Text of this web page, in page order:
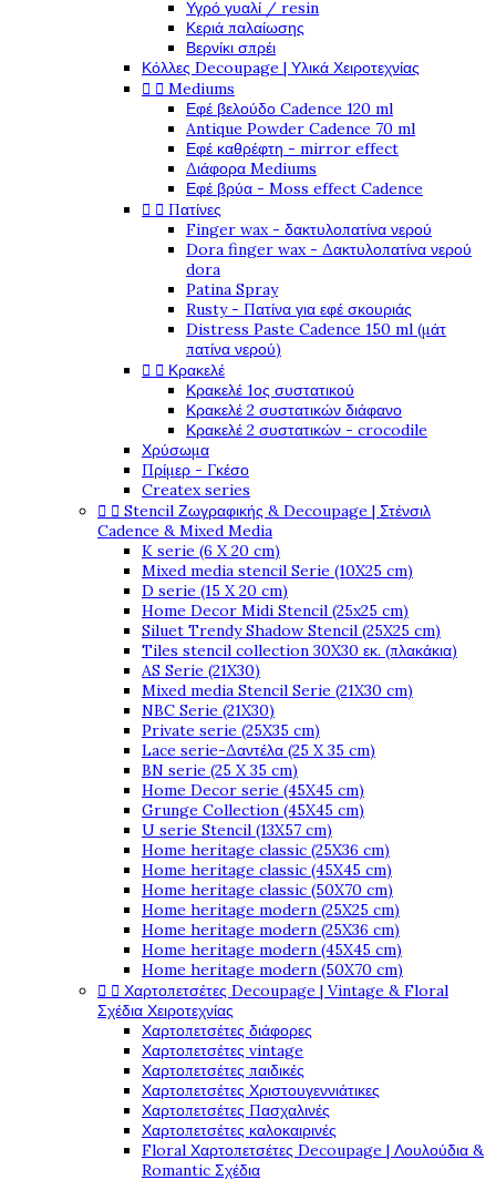
Υγρό γυαλί / resin
Κεριά παλαίωσης
Βερνίκι σπρέι
Κόλλες Decoupage | Υλικά Χειροτεχνίας
  Mediums
Εφέ βελούδο Cadence 120 ml
Antique Powder Cadence 70 ml
Εφέ καθρέφτη - mirror effect
Διάφορα Mediums
Εφέ βρύα - Moss effect Cadence
  Πατίνες
Finger wax - δακτυλοπατίνα νερού
Dora finger wax - Δακτυλοπατίνα νερού
dora
Patina Spray
Rusty - Πατίνα για εφέ σκουριάς
Distress Paste Cadence 150 ml (μάτ
πατίνα νερού)
  Κρακελέ
Κρακελέ 1ος συστατικού
Κρακελέ 2 συστατικών διάφανο
Κρακελέ 2 συστατικών - crocodile
Χρύσωμα
Πρίμερ - Γκέσο
Createx series
  Stencil Ζωγραφικής & Decoupage | Στένσιλ
Cadence & Mixed Media
K serie (6 X 20 cm)
Mixed media stencil Serie (10X25 cm)
D serie (15 X 20 cm)
Home Decor Midi Stencil (25x25 cm)
Siluet Trendy Shadow Stencil (25X25 cm)
Tiles stencil collection 30X30 εκ. (πλακάκια)
AS Serie (21X30)
Mixed media Stencil Serie (21X30 cm)
NBC Serie (21X30)
Private serie (25X35 cm)
Lace serie-Δαντέλα (25 X 35 cm)
BN serie (25 X 35 cm)
Home Decor serie (45X45 cm)
Grunge Collection (45X45 cm)
U serie Stencil (13X57 cm)
Home heritage classic (25X36 cm)
Home heritage classic (45X45 cm)
Home heritage classic (50X70 cm)
Home heritage modern (25X25 cm)
Home heritage modern (25X36 cm)
Home heritage modern (45X45 cm)
Home heritage modern (50X70 cm)
  Χαρτοπετσέτες Decoupage | Vintage & Floral
Σχέδια Χειροτεχνίας
Χαρτοπετσέτες διάφορες
Χαρτοπετσέτες vintage
Χαρτοπετσέτες παιδικές
Χαρτοπετσέτες Χριστουγεννιάτικες
Χαρτοπετσέτες Πασχαλινές
Χαρτοπετσέτες καλοκαιρινές
Floral Χαρτοπετσέτες Decoupage | Λουλούδια &
Romantic Σχέδια